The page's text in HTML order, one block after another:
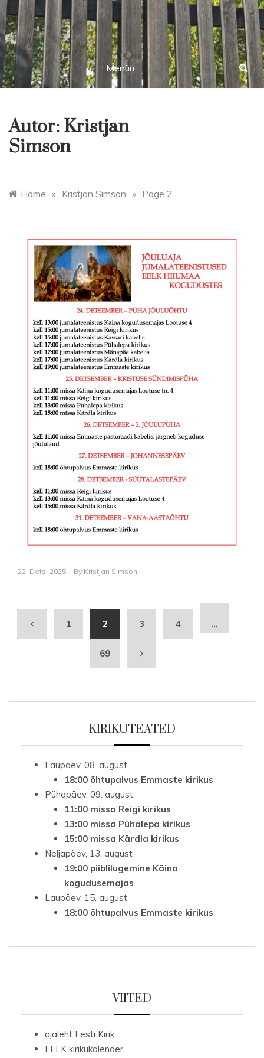
Menüü
Autor: Kristjan
Simson
Home » Kristjan Simson » Page 2
22. Dets. 2025 By Kristjan Simson
1 2 3 4 …
69
KIRIKUTEATED
Laupäev, 08. august
18:00 õhtupalvus Emmaste kirikus
Pühapäev, 09. august
11:00 missa Reigi kirikus
13:00 missa Pühalepa kirikus
15:00 missa Kärdla kirikus
Neljapäev, 13. august
19:00 piiblilugemine Käina
kogudusemajas
Laupäev, 15. august
18:00 õhtupalvus Emmaste kirikus
VIITED
ajaleht Eesti Kirik
EELK kirikukalender